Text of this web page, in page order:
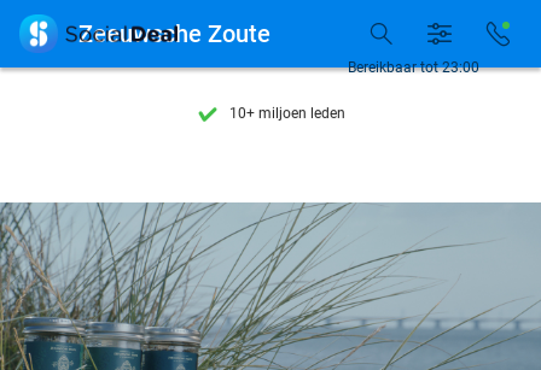
7 dagen per week beschikbaar
10+ miljoen leden
7 dagen per week beschikbaar
10+ miljoen leden
Bereikbaar tot 23:00
 Zeeuwsche Zoute